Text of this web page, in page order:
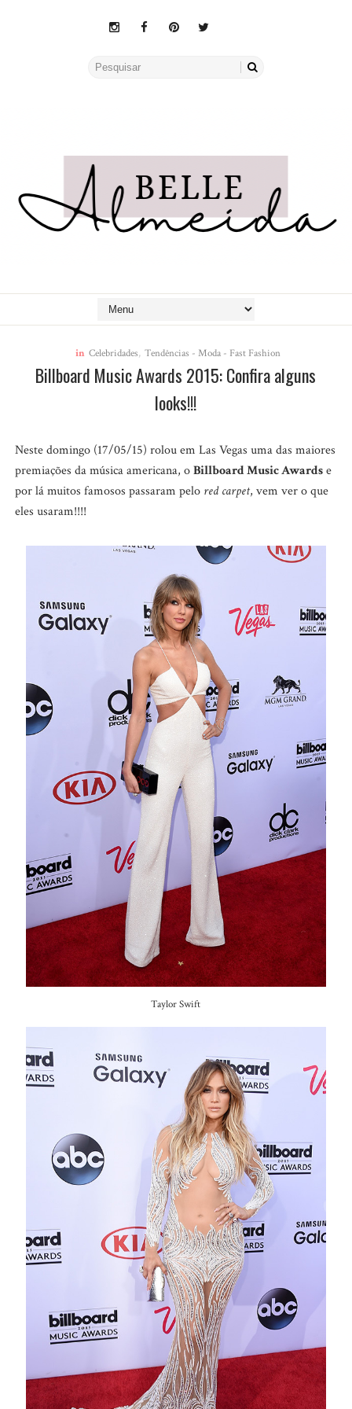
in Celebridades, Tendências - Moda - Fast Fashion
Billboard Music Awards 2015: Confira alguns
looks!!!
Neste domingo (17/05/15) rolou em Las Vegas uma das maiores
premiações da música americana, oBillboard Music Awardse
por lá muitos famosos passaram pelo red carpet, vem ver o que
eles usaram!!!!
Taylor Swift